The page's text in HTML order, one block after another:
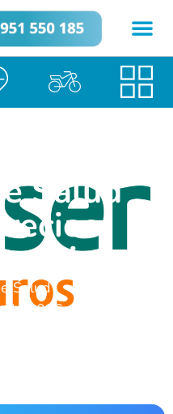
Salud
Salud
de 2026